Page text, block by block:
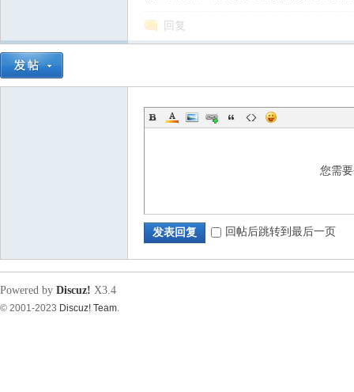
源
回复
您需
发表回复 回帖后跳转到最后一页
Powered by Discuz! X3.4
© 2001-2023 Discuz! Team